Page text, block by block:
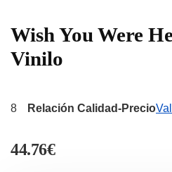
Wish You Were
Vinilo
8 Relación Calidad-Precio
44.76€